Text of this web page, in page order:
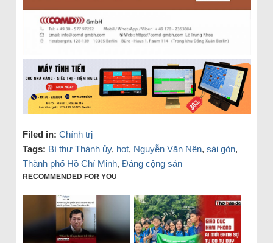
Filed in: Chính trị
Tags: Bí thư Thành ủy, hot, Nguyễn Văn Nên, sài gòn,
Thành phố Hồ Chí Minh, Đảng cộng sản
RECOMMENDED FOR YOU